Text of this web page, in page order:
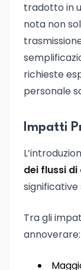
tradotto in
nota non
richieste
personale
Impatti
dei flussi
significative
Tra gli
annoverare: